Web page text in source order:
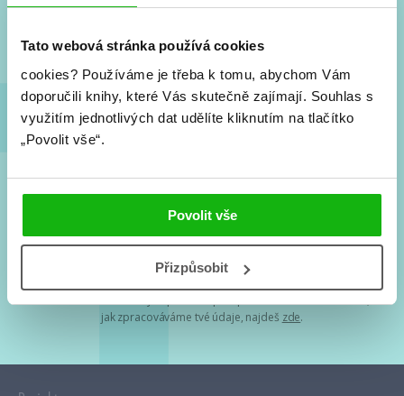
Tato webová stránka používá cookies
cookies? Používáme je třeba k tomu, abychom Vám
doporučili knihy, které Vás skutečně zajímají. Souhlas s
využitím jednotlivých dat udělíte kliknutím na tlačítko
„Povolit vše“.
Povolit vše
Přizpůsobit
a seriálové adaptace a další.
Souhlasím spodmínkami zpracování osobních údajů
Tvá e-mailová adresa je u nás v bezpečí. Přečti si
jak zpracováváme tvé údaje, najdeš zde.